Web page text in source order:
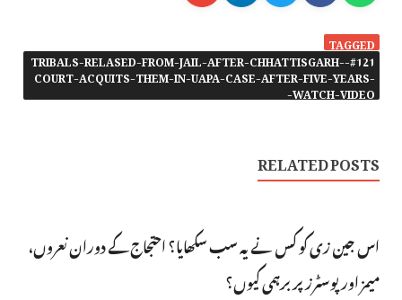
TAGGED
#121-TRIBALS-RELASED-FROM-JAIL-AFTER-CHHATTISGARH-
COURT-ACQUITS-THEM-IN-UAPA-CASE-AFTER-FIVE-YEARS-
WATCH-VIDEO-
RELATED POSTS
اس جین زی کو کس نے یہ سب سکھایا؟ احتجاج کے دوران نعروں،
میمز اور پوسٹرز پر برہمی کیوں؟